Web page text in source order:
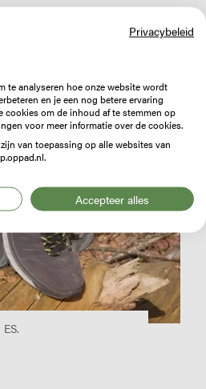
over de Hanwag BlueridgePrivacybeleid
te analyseren hoe onze website wordt
en je een nog betere ervaring
cookies om de inhoud af te stemmen op
voor meer informatie over de cookies.
van toepassing op alle websites van
Accepteer alles